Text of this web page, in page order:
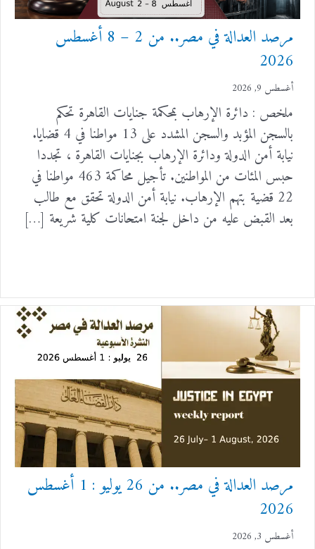
مرصد العدالة في مصر.. من 2 – 8 أغسطس
2026
أغسطس 9, 2026
ملخص : دائرة الإرهاب بمحكمة جنايات القاهرة تحكم
بالسجن المؤبد والسجن المشدد على 13 مواطنا في 4 قضايا.
نيابة أمن الدولة ودائرة الإرهاب بجنايات القاهرة ، تجددا
حبس المئات من المواطنين. تأجيل محاكمة 463 مواطنا في
22 قضية بتهم الإرهاب. نيابة أمن الدولة تحقق مع طالب
بعد القبض عليه من داخل لجنة امتحانات كلية شريعة […]
مرصد العدالة في مصر.. من 26 يوليو : 1 أغسطس
2026
أغسطس 3, 2026